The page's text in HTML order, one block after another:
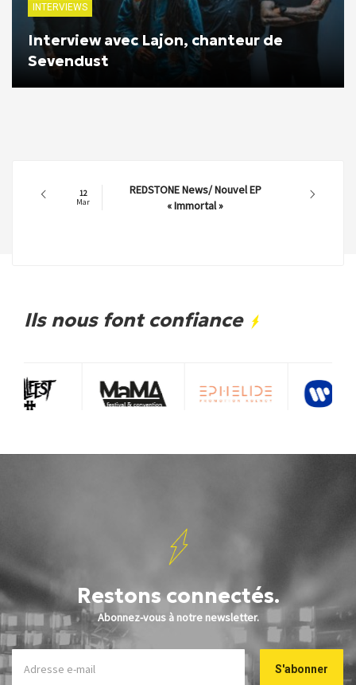
INTERVIEWS
Interview avec Lajon, chanteur de
Sevendust
12
Mar
REDSTONE News/ Nouvel EP
« Immortal »
Ils nous font confiance
Restons connectés.
Abonnez-vous à notre newsletter.